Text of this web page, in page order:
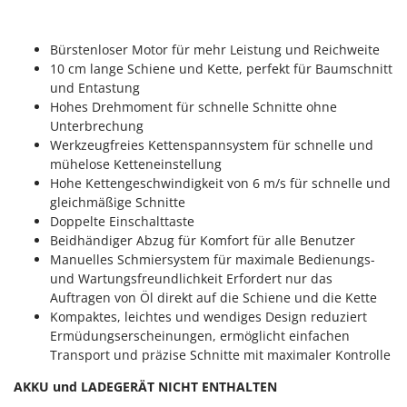
Pelletpressen
Pflüge für Traktor
Planierschilder für Traktoren
Plasmaschneider
Poolroboter
Pools
Poolstaubsauger
Rasenmäher
Rasensodenschneider
Rasentraktoren Aufsitzmäher
Rasentrimmer - Kantenschneider
Rasentrimmer - Motorsensen - Freischneider
Francini
G3 Ferrari
Gardena
Garofalo
GeoTech
GeoTech Pro
Gierre
Ginko - MGM
Gipeco
Girmi
Goodyear
GRAEF
Gre
Bürstenloser Motor für mehr Leistung und Reichweite
10 cm lange Schiene und Kette, perfekt für Baumschnitt
und Entastung
Hohes Drehmoment für schnelle Schnitte ohne
Unterbrechung
Werkzeugfreies Kettenspannsystem für schnelle und
mühelose Ketteneinstellung
Hohe Kettengeschwindigkeit von 6 m/s für schnelle und
gleichmäßige Schnitte
Doppelte Einschalttaste
Beidhändiger Abzug für Komfort für alle Benutzer
Manuelles Schmiersystem für maximale Bedienungs-
und Wartungsfreundlichkeit Erfordert nur das
Auftragen von Öl direkt auf die Schiene und die Kette
Kompaktes, leichtes und wendiges Design reduziert
Ermüdungserscheinungen, ermöglicht einfachen
Transport und präzise Schnitte mit maximaler Kontrolle
AKKU und LADEGERÄT NICHT ENTHALTEN